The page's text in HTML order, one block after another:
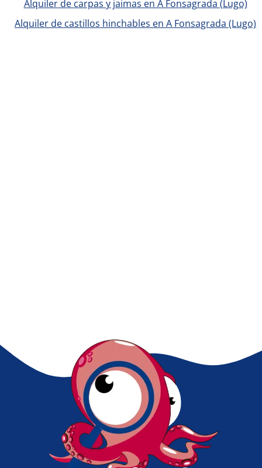
Alquiler de carpas y jaimas en A Fonsagrada (Lugo)
Alquiler de castillos hinchables en A Fonsagrada (Lugo)